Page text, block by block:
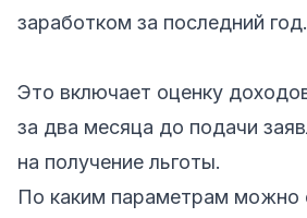
заработком за последний год.
Это включает оценку
за два месяца до подачи
на получение льготы.
По каким параметрам можно